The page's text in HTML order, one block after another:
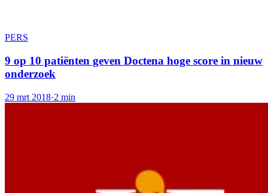
PERS
9 op 10 patiënten geven Doctena hoge score in nieuw
onderzoek
29 mrt 2018·2 min